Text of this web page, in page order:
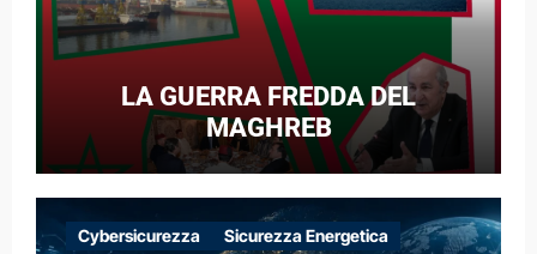
LA GUERRA FREDDA DEL
MAGHREB
Cybersicurezza Sicurezza Energetica